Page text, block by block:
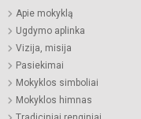
Apie mokyklą
Ugdymo aplinka
Vizija, misija
Pasiekimai
Mokyklos simboliai
Mokyklos himnas